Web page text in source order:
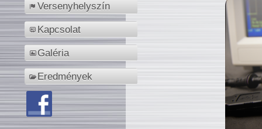
Versenyhelyszín
Kapcsolat
Galéria
Eredmények